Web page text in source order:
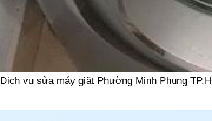
Dịch vụ sửa máy giặt Phường Minh Phụng